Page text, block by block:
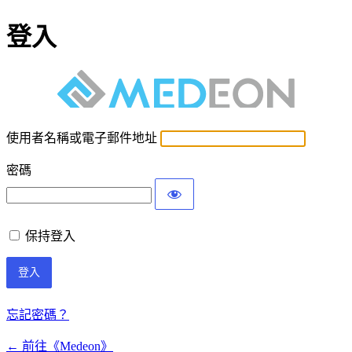
登入
使用者名稱或電子郵件地址
密碼
保持登入
忘記密碼？
← 前往《Medeon》